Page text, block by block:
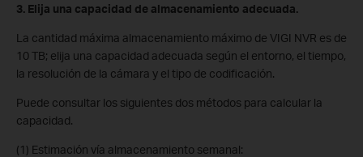
3. Elija una capacidad de almacenamiento adecuada.
La cantidad máxima almacenamiento máximo de VIGI NVR es de
10 TB; elija una capacidad adecuada según el entorno, el tiempo,
la resolución de la cámara y el tipo de codificación.
Puede consultar los siguientes dos métodos para calcular la
capacidad.
(1) Estimación vía almacenamiento semanal: